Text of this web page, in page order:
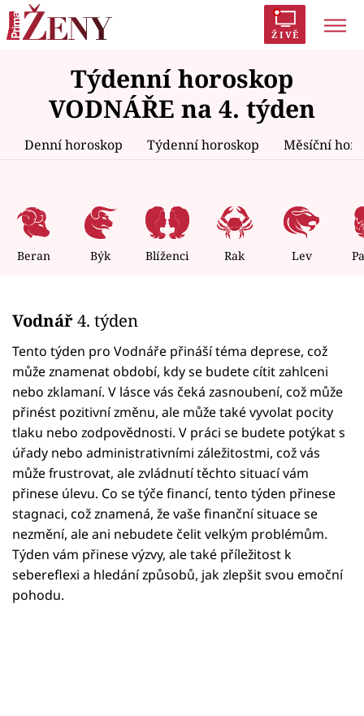
ŽIVĚ
Polabí Inspekce Prostřeno!
AYTO?
Módní alarm
Zrádci Proměny
Témata
Celebrity
Seriály
Horoskopy
Sledujte prima+
Filmový festival Karlovy Vary
Pořady
Mámy sobě
Přihlášení
Týdenní horoskop
VODNÁŘE na 4. týden
Denní horoskop Týdenní horoskop Měsíční
Beran Býk Blíženci Rak Lev
Vodnář4. týden
Tento týden pro Vodnáře přináší téma deprese, což
může znamenat období, kdy se budete cítit zahlceni
nebo zklamaní. V lásce vás čeká zasnoubení, což může
přinést pozitivní změnu, ale může také vyvolat pocity
tlaku nebo zodpovědnosti. V práci se budete potýkat s
úřady nebo administrativními záležitostmi, což vás
může frustrovat, ale zvládnutí těchto situací vám
přinese úlevu. Co se týče financí, tento týden přinese
stagnaci, což znamená, že vaše finanční situace se
nezmění, ale ani nebudete čelit velkým problémům.
Týden vám přinese výzvy, ale také příležitost k
sebereflexi a hledání způsobů, jak zlepšit svou emoční
pohodu.